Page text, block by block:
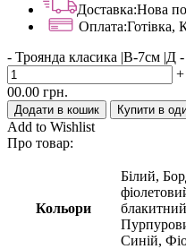
Доставка:Нова
Оплата:Готівка,
- Троянда класика |В-7см |Д -
+
00.00 грн.
Додати в кошик Купити в
Add to Wishlist
Про товар:
Кольори
Білий,
Синій,